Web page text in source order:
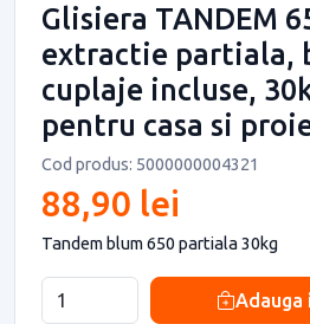
Glisiera TANDEM
extractie partiala,
cuplaje incluse,
pentru casa si
Cod produs: 5000000004321
88,90 lei
Tandem blum 650 partiala 30kg
Adauga